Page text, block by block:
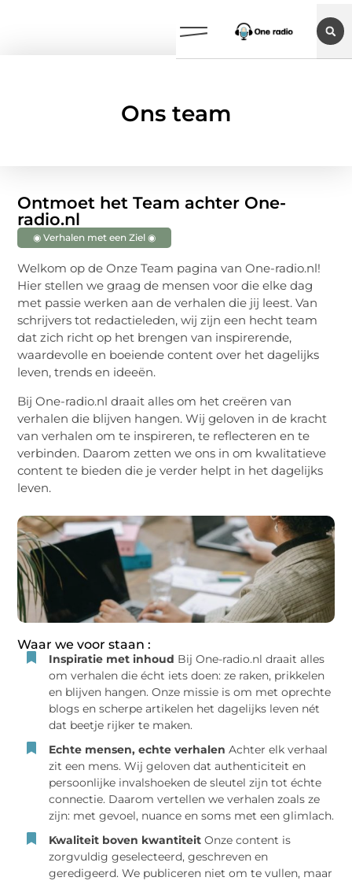
Ons team
Ontmoet het Team achter One-
radio.nl
◉ Verhalen met een Ziel ◉
Welkom op de Onze Team pagina van One-radio.nl!
Hier stellen we graag de mensen voor die elke dag
met passie werken aan de verhalen die jij leest. Van
schrijvers tot redactieleden, wij zijn een hecht team
dat zich richt op het brengen van inspirerende,
waardevolle en boeiende content over het dagelijks
leven, trends en ideeën.
Bij One-radio.nl draait alles om het creëren van
verhalen die blijven hangen. Wij geloven in de kracht
van verhalen om te inspireren, te reflecteren en te
verbinden. Daarom zetten we ons in om kwalitatieve
content te bieden die je verder helpt in het dagelijks
leven.
Waar we voor staan :
Inspiratie met inhoud Bij One-radio.nl draait alles
om verhalen die écht iets doen: ze raken, prikkelen
en blijven hangen. Onze missie is om met oprechte
blogs en scherpe artikelen het dagelijks leven nét
dat beetje rijker te maken.
Echte mensen, echte verhalenAchter elk verhaal
zit een mens. Wij geloven dat authenticiteit en
persoonlijke invalshoeken de sleutel zijn tot échte
connectie. Daarom vertellen we verhalen zoals ze
zijn: met gevoel, nuance en soms met een glimlach.
Kwaliteit boven kwantiteitOnze content is
zorgvuldig geselecteerd, geschreven en
geredigeerd. We publiceren niet om te vullen, maar